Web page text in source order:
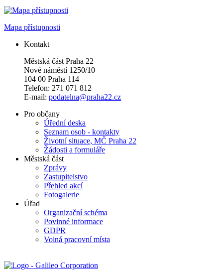
Mapa přístupnosti
Kontakt
Městská část Praha 22
Nové náměstí 1250/10
104 00 Praha 114
Telefon: 271 071 812
E-mail: podatelna@praha22.cz
Pro občany
Úřední deska
Seznam osob - kontakty
Životní situace, MČ Praha 22
Žádosti a formuláře
Městská část
Zprávy
Zastupitelstvo
Přehled akcí
Fotogalerie
Úřad
Organizační schéma
Povinné informace
GDPR
Volná pracovní místa